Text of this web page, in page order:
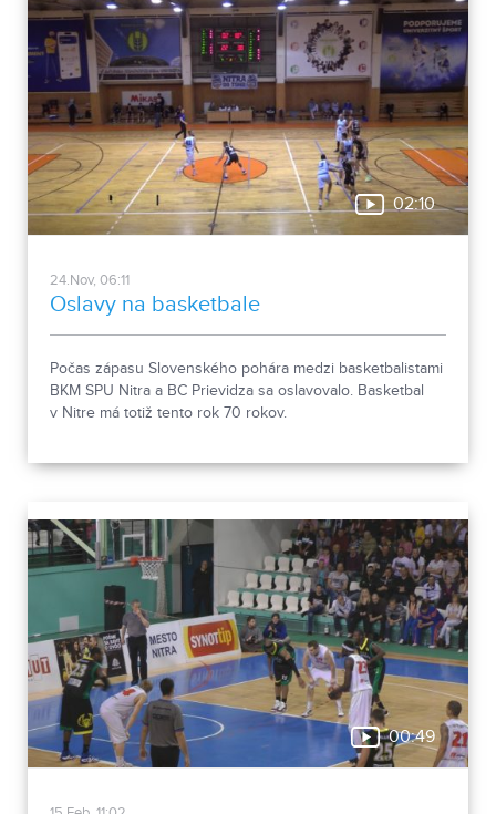
02:10
24.Nov, 06:11
Oslavy na basketbale
Počas zápasu Slovenského pohára medzi basketbalistami
BKM SPU Nitra a BC Prievidza sa oslavovalo. Basketbal
v Nitre má totiž tento rok 70 rokov.
00:49